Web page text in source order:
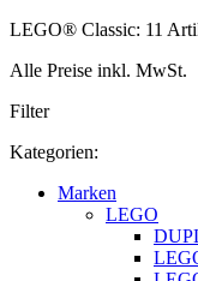
LEGO® Classic: 11
Alle Preise inkl. MwSt.
Filter
Kategorien:
Marken
LEGO